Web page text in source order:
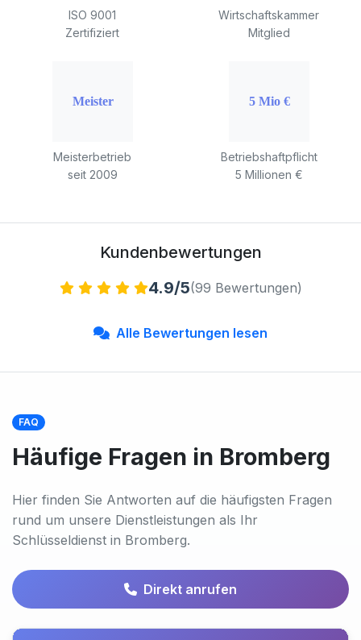
ISO 9001
Zertifiziert
Wirtschaftskammer
Mitglied
Meisterbetrieb
seit 2009
Betriebshaftpflicht
5 Millionen €
Kundenbewertungen
4.9/5(99 Bewertungen)
Alle Bewertungen lesen
FAQ
Häufige Fragen in Bromberg
Hier finden Sie Antworten auf die häufigsten Fragen
rund um unsere Dienstleistungen als Ihr
Schlüsseldienst in Bromberg.
Direkt anrufen